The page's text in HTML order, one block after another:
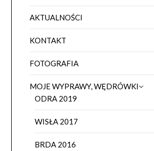
AKTUALNOŚCI
KONTAKT
FOTOGRAFIA
MOJE WYPRAWY, WĘDRÓWKI
ODRA 2019
WISŁA 2017
BRDA 2016